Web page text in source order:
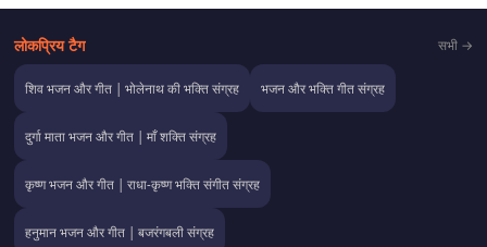
लोकप्रिय टैग सभी →
शिव भजन और गीत | भोलेनाथ की भक्ति संग्रह भजन और भक्ति गीत संग्रह
दुर्गा माता भजन और गीत | माँ शक्ति संग्रह
कृष्ण भजन और गीत | राधा-कृष्ण भक्ति संगीत संग्रह
हनुमान भजन और गीत | बजरंगबली संग्रह